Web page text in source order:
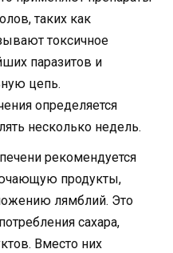
таких как
токсичное
паразитов и
цепь.
определяется
несколько недель.
рекомендуется
продукты,
лямблий. Это
сахара,
Вместо них